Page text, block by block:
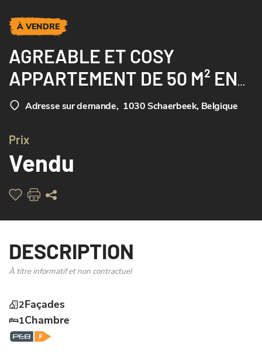
À VENDRE
AGREABLE ET COSY
APPARTEMENT DE 50 M² EN
TRES BON ETAT - 1 CHAMBRE
ARRIERE - CA
Adresse sur demande, 1030 Schaerbeek, Belgique
Prix
Vendu
DESCRIPTION
À titre informatif et non contractuel
2Façades
1Chambre